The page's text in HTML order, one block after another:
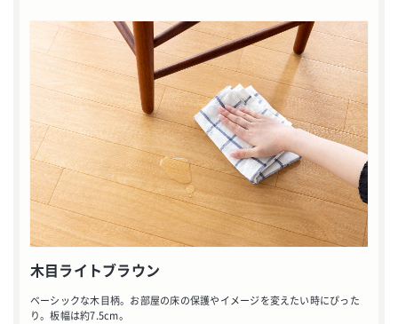
木目ライトブラウン
ベーシックな木目柄。お部屋の床の保護やイメージを変えたい時にぴった
り。板幅は約7.5cm。